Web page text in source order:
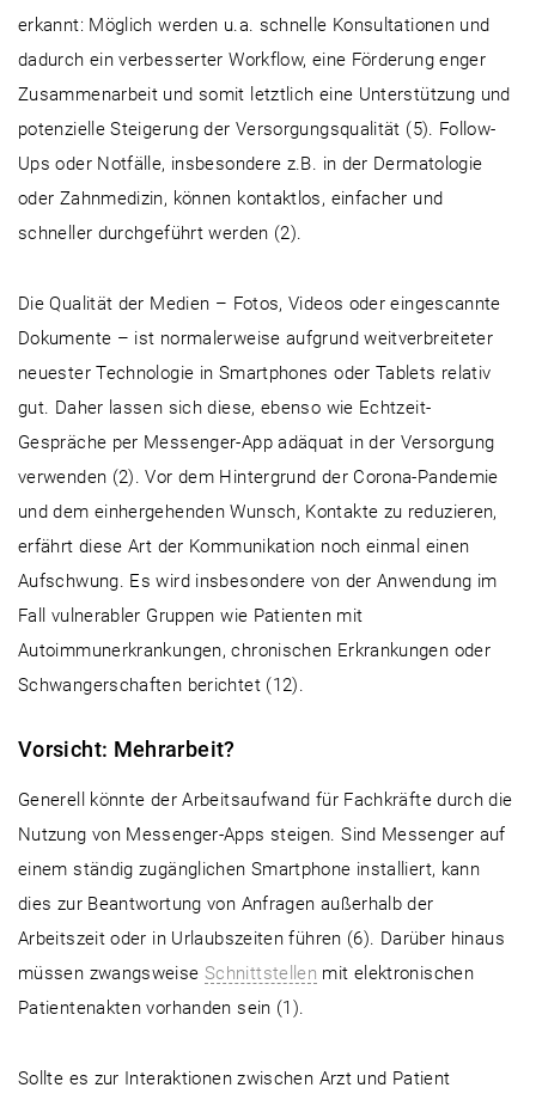
erkannt: Möglich werden u.a. schnelle Konsultationen und
dadurch ein verbesserter Workflow, eine Förderung enger
Zusammenarbeit und somit letztlich eine Unterstützung und
potenzielle Steigerung der Versorgungsqualität (5). Follow-
Ups oder Notfälle, insbesondere z.B. in der Dermatologie
oder Zahnmedizin, können kontaktlos, einfacher und
schneller durchgeführt werden (2).
Die Qualität der Medien – Fotos, Videos oder eingescannte
Dokumente – ist normalerweise aufgrund weitverbreiteter
neuester Technologie in Smartphones oder Tablets relativ
gut. Daher lassen sich diese, ebenso wie Echtzeit-
Gespräche per Messenger-App adäquat in der Versorgung
verwenden (2). Vor dem Hintergrund der Corona-Pandemie
und dem einhergehenden Wunsch, Kontakte zu reduzieren,
erfährt diese Art der Kommunikation noch einmal einen
Aufschwung. Es wird insbesondere von der Anwendung im
Fall vulnerabler Gruppen wie Patienten mit
Autoimmunerkrankungen, chronischen Erkrankungen oder
Schwangerschaften berichtet (12).
Vorsicht: Mehrarbeit?
Generell könnte der Arbeitsaufwand für Fachkräfte durch die
Nutzung von Messenger-Apps steigen. Sind Messenger auf
einem ständig zugänglichen Smartphone installiert, kann
dies zur Beantwortung von Anfragen außerhalb der
Arbeitszeit oder in Urlaubszeiten führen (6). Darüber hinaus
müssen zwangsweise Schnittstellen mit elektronischen
Patientenakten vorhanden sein (1).
Sollte es zur Interaktionen zwischen Arzt und Patient